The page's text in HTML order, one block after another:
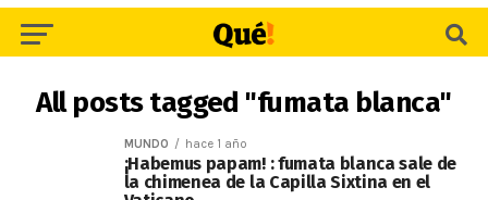
All posts tagged "fumata blanca"
MUNDO hace 1 año
¡Habemus papam! : fumata blanca sale de
la chimenea de la Capilla Sixtina en el